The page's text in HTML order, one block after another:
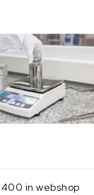
in webshop